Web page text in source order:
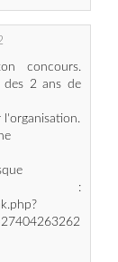
concours.
des 2 ans de
: